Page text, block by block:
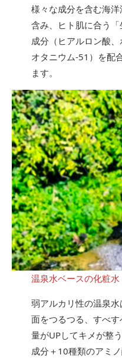
様々な成分を含む海
含み、ヒト肌に合う
成分（ヒアルロン酸
オタニウム-51）を配
ます。
温泉水ベースの化粧水
弱アルカリ性の温泉
面をつるつる、すべ
量がUPしてキメが整
成分＋10種類のアミ